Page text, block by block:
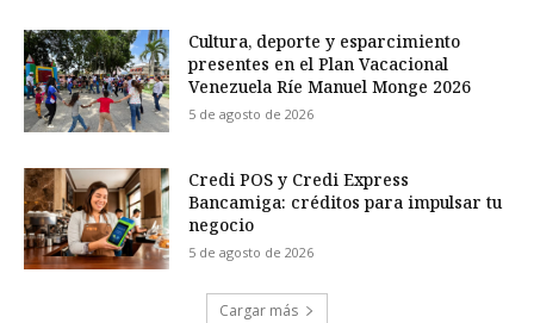
Cultura, deporte y esparcimiento
presentes en el Plan Vacacional
Venezuela Ríe Manuel Monge 2026
5 de agosto de 2026
Credi POS y Credi Express
Bancamiga: créditos para impulsar tu
negocio
5 de agosto de 2026
Cargar más